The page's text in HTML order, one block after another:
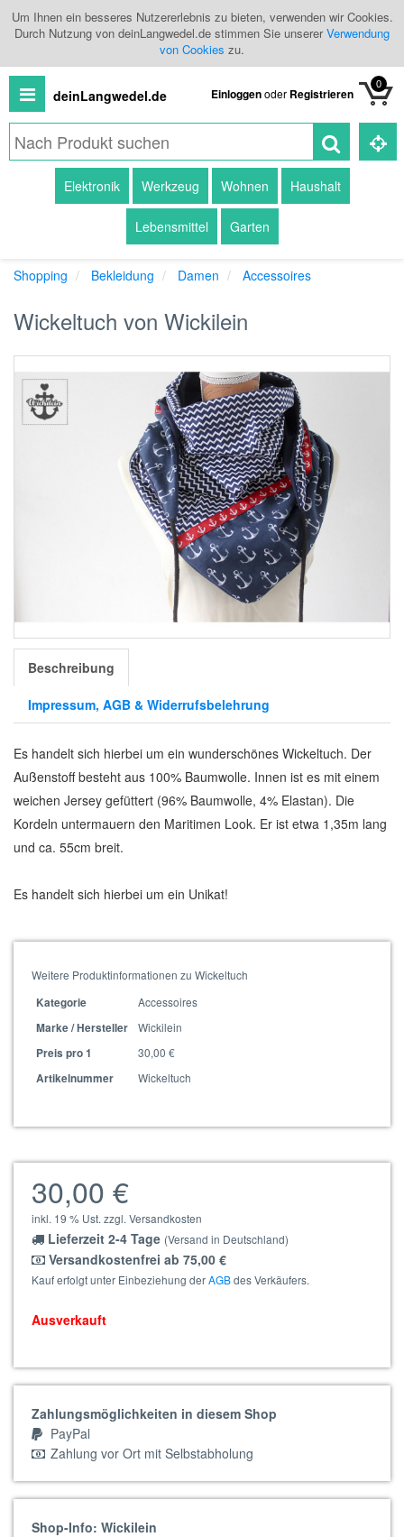
Um Ihnen ein besseres Nutzererlebnis zu bieten, verwenden wir Cookies.
Durch Nutzung von deinLangwedel.de stimmen Sie unsererVerwendung
von Cookies zu.
deinLangwedel.de Einloggenoder Registrieren
0
Produkte
Händlerübersicht
Branchenbuch
Elektronik Werkzeug Wohnen Haushalt
Lebensmittel Garten
Shopping Bekleidung Damen Accessoires
Wickeltuch von Wickilein
Beschreibung
Impressum, AGB & Widerrufsbelehrung
Es handelt sich hierbei um ein wunderschönes Wickeltuch. Der
Außenstoff besteht aus 100% Baumwolle. Innen ist es mit einem
weichen Jersey gefüttert (96% Baumwolle, 4% Elastan). Die
Kordeln untermauern den Maritimen Look. Er ist etwa 1,35m lang
und ca. 55cm breit.
Es handelt sich hierbei um ein Unikat!
Weitere Produktinformationen zu Wickeltuch
Kategorie
Accessoires
Marke / Hersteller
Wickilein
Preis pro 1
30,00 €
Artikelnummer
Wickeltuch
30,00 €
inkl. 19 % Ust. zzgl. Versandkosten
Lieferzeit 2-4 Tage (Versand in Deutschland)
Versandkostenfrei ab 75,00 €
Kauf erfolgt unter Einbeziehung derAGBdes Verkäufers.
Ausverkauft
Zahlungsmöglichkeiten in diesem Shop
PayPal
Zahlung vor Ort mit Selbstabholung
Shop-Info: Wickilein